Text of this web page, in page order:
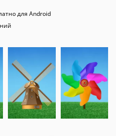
для Android